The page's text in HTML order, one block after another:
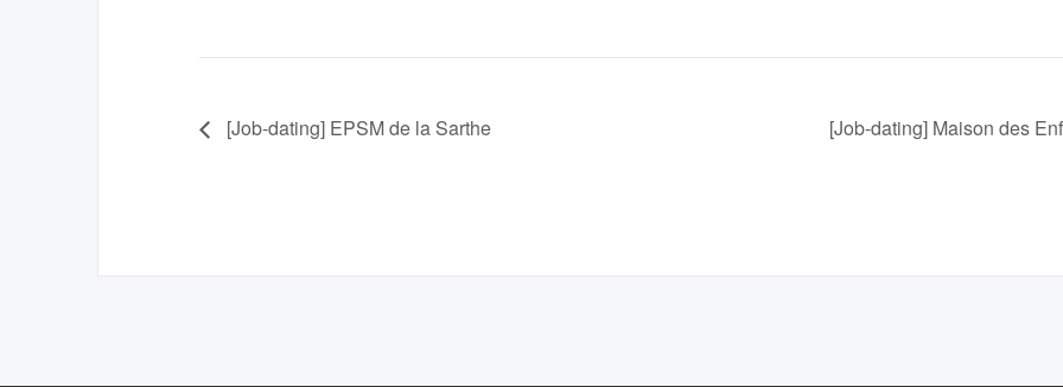
[Job-dating] EPSM de la Sarthe [Job-dating] Maison des